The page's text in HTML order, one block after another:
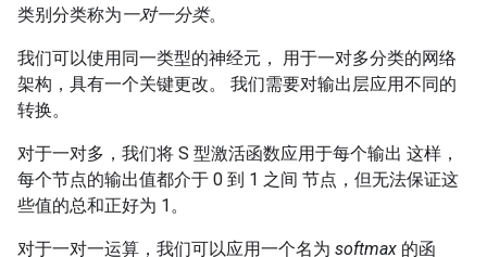
类别分类称为一对一分类。
我们可以使用同一类型的神经元， 用于一对多分类的网络
架构，具有一个关键更改。 我们需要对输出层应用不同的
转换。
对于一对多，我们将 S 型激活函数应用于每个输出 这样，
每个节点的输出值都介于 0 到 1 之间 节点，但无法保证这
些值的总和正好为 1。
对于一对一运算，我们可以应用一个名为 softmax 的函